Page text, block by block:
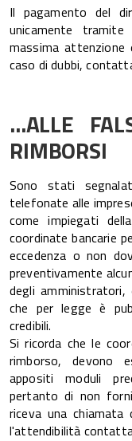
Il pagamento del
unicamente
massima
caso di dubbi,
...ALLE
RIMBORSI
Sono stati
telefonate alle
come impiegati
coordinate bancarie
eccedenza o non
preventivamente
degli amministratori,
che per legge è
credibili.
Si ricorda che le
rimborso, devono
appositi moduli
pertanto di non
riceva una
l'attendibilità